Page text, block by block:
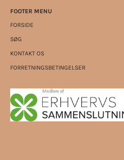
FOOTER MENU
FORSIDE
SØG
KONTAKT OS
FORRETNINGSBETINGELSER